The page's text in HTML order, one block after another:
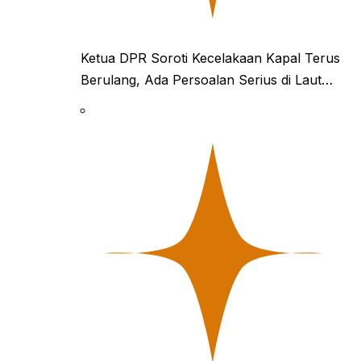
Ketua DPR Soroti Kecelakaan Kapal Terus
Berulang, Ada Persoalan Serius di Laut…